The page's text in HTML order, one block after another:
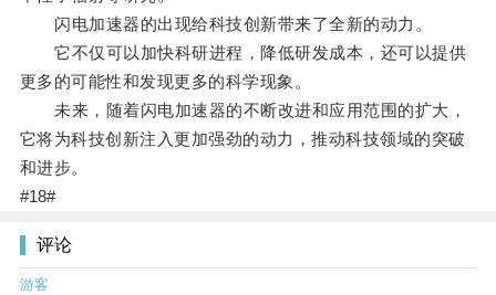
闪电加速器的出现给科技创新带来了全新的动力。
它不仅可以加快科研进程，降低研发成本，还可以提供
更多的可能性和发现更多的科学现象。
未来，随着闪电加速器的不断改进和应用范围的扩大，
它将为科技创新注入更加强劲的动力，推动科技领域的突破
和进步。
#18#
评论
游客